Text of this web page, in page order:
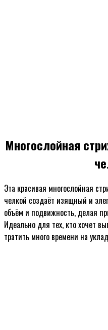
Многослойная
Эта красивая многослойная
челкой создаёт изящный и
объём и подвижность, делая
Идеально для тех, кто хочет
тратить много времени на